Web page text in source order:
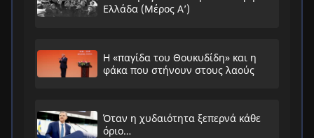
Ελλάδα (Μέρος Α’)
Η «παγίδα του Θουκυδίδη» και η
φάκα που στήνουν στους λαούς
Όταν η χυδαιότητα ξεπερνά κάθε
όριο…